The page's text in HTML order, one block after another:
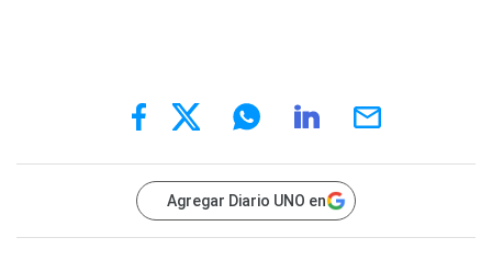
Agregar Diario UNO en